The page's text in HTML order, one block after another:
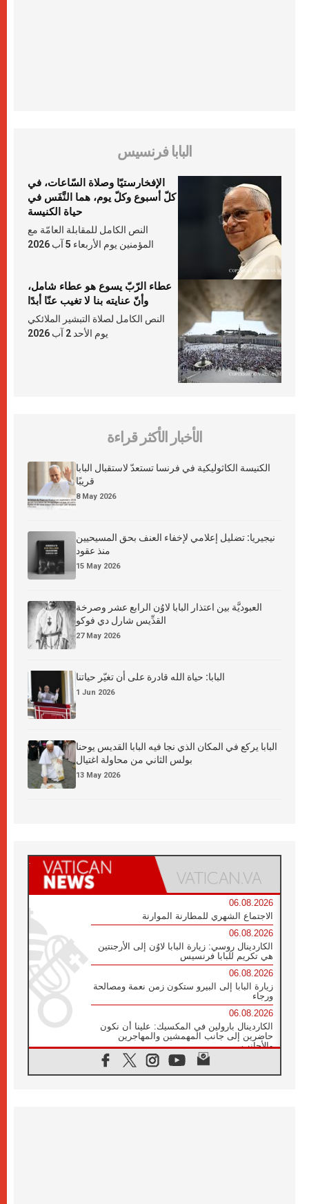
البابا فرنسيس
الإفخارستيّا وصلاة السّاعات، في
كلّ أسبوع وكلّ يوم، هما النَّفَس في
حياة الكنيسة
النص الكامل للمقابلة العامّة مع
المؤمنين يوم الأربعاء 5 آب 2026
عطاء الرّبّ يسوع هو عطاء شامل،
وأنّ عنايته بنا لا تغيب عنّا أبدًا
النص الكامل لصلاة التبشير الملائكي
يوم الأحد 2 آب 2026
الأخبار الأكثر قراءة
الكنيسة الكاثوليكية في فرنسا تستعدّ لاستقبال البابا
قريبًا
8 May 2026
نيجيريا: تضليل إعلامي لإخفاء العنف بحق المسيحيين
منذ عقود
15 May 2026
العبوديَّة بين اعتذار البابا لاوُن الرابع عشر وصرخة
القدِّيس شارل دي فوكو
27 May 2026
البابا: حياة الله قادرة على أن تغيّر حياتنا
1 Jun 2026
البابا يركع في المكان الذي نجا فيه البابا القديس يوحنا
بولس الثاني من محاولة اغتيال
13 May 2026
06.08.2026
الاجتماع الشهري للمطارنة الموارنة
06.08.2026
الكاردينال روسي: زيارة البابا لاوُن إلى الأرجنتين
هي تكريم للبابا فرنسيس
06.08.2026
زيارة البابا إلى البيرو ستكون زمن نعمة ومصالحة
ورجاء
06.08.2026
الكاردينال بارولين في المكسيك: علينا أن نكون
حاضرين إلى جانب المهمشين والمهاجرين
والأجانب
البابا لاوُن الرابع عشر للشباب في أسيزي: